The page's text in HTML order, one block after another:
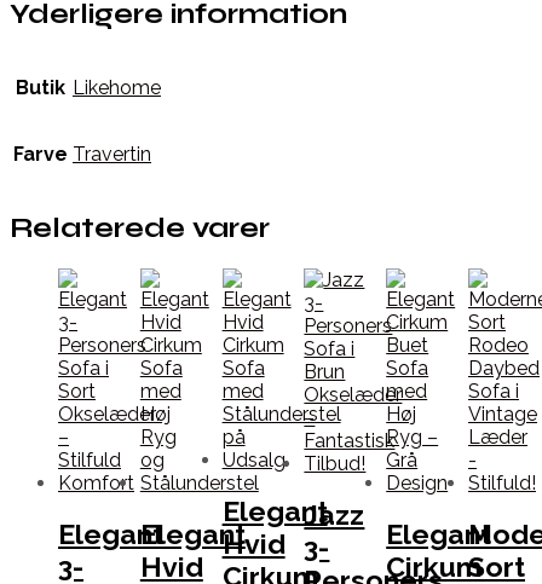
Yderligere information
Butik Likehome
Farve Travertin
Relaterede varer
Elegant
3-
Elegant
Hvid
Elegant
Hvid
Cirkum
Jazz
3-
Elegant
CirkumSort